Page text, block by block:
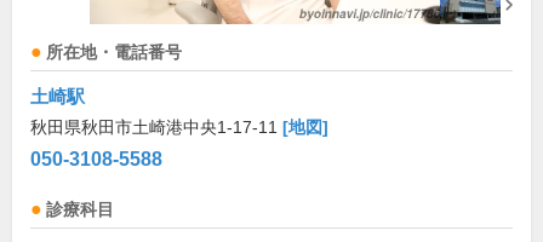
所在地・電話番号
土崎駅
秋田県秋田市土崎港中央1-17-11 [地図]
050-3108-5588
診療科目